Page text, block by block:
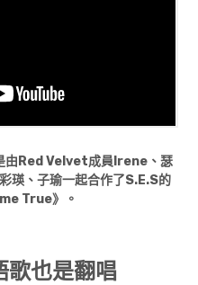
由Red Velvet成員Irene、瑟
瑛、子瑜一起合作了S.E.S的
True》。
歌也是翻唱